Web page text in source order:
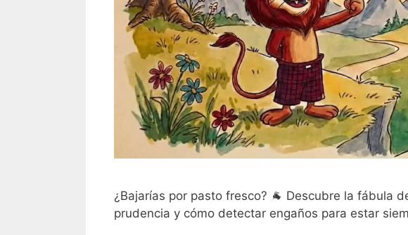
¿Bajarías por pasto fresco? 🐐 Descubre la fábula
prudencia y cómo detectar engaños para estar